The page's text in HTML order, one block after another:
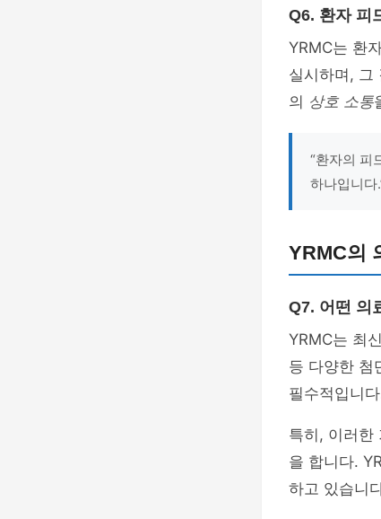
Q6. 환자 피
YRMC는 환
실시하며, 그
의 상호 소통
“환자의 피
하나입니다
YRMC의
Q7. 어떤 의
YRMC는 최
등 다양한 첨
필수적입니
특히, 이러한
을 합니다.
하고 있습니